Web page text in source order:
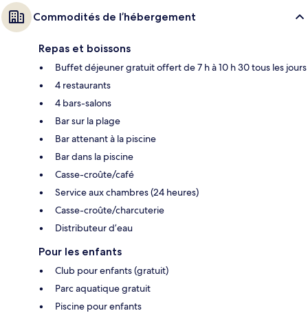
Commodités de l’hébergement
Repas et boissons
Buffet déjeuner gratuit offert de 7 h à 10 h 30 tous les jours
4 restaurants
4 bars-salons
Bar sur la plage
Bar attenant à la piscine
Bar dans la piscine
Casse-croûte/café
Service aux chambres (24 heures)
Casse-croûte/charcuterie
Distributeur d’eau
Pour les enfants
Club pour enfants (gratuit)
Parc aquatique gratuit
Piscine pour enfants